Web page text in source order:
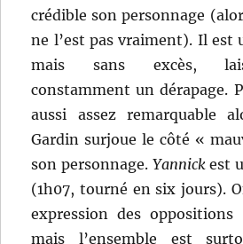
crédible son personnage
ne l’est pas vraiment). Il est
mais sans excès,
constamment un dérapage.
aussi assez remarquable
Gardin surjoue le côté «
son personnage. Yannickest
(1h07, tourné en six jours).
expression des
mais l’ensemble est